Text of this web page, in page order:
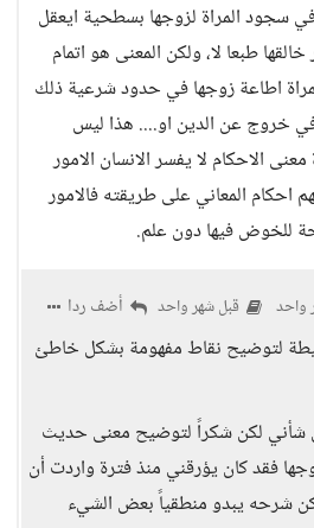
سجود المراة لزوجها بسطحية ايعقل
طبعا لا، ولكن المعنى هو اتمام
اطاعة زوجها في حدود شرعية ذلك
خروج عن الدين او.... هذا ليس
الاحكام لا يفسر الانسان الامور
المعاني على طريقته فالامور
للخوض فيها دون علم.
واحد قبل شهر واحد أضف ردا
لتوضيح نقاط مفهومة بشكل خاطئ
شأني لكن شكراً لتوضيح معنى حديث
فقد كان يؤرقني منذ فترة واردت أن
شرحه يبدو منطقياً بعض الشيء